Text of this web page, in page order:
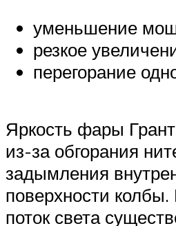
уменьшение
резкое
перегорание
Яркость фары
из-за обгорания
задымления
поверхности
поток света